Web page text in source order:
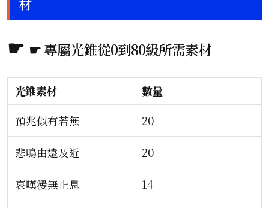
材
☛ 專屬光錐從0到80級所需素材
光錐素材
數量
預兆似有若無
20
悲鳴由遠及近 20
哀嘆漫無止息 14